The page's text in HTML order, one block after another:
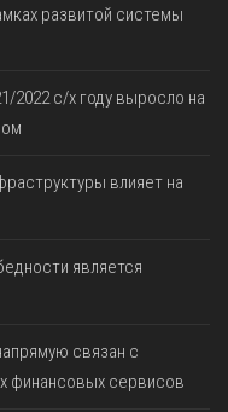
развитой системы
2022 с/х году выросло на
влияет на
является
связан с
финансовых сервисов